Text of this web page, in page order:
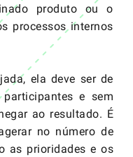
produto ou o
processos internos
ela deve ser de
e sem
ao resultado. É
no número de
as prioridades e os